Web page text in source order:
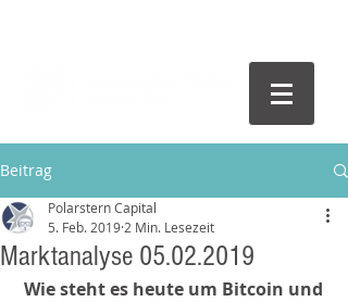
Beitrag
Marktanalyse 05.02.2019
Polarstern Capital
5. Feb. 2019 2 Min. Lesezeit
Wie steht es heute um Bitcoin und